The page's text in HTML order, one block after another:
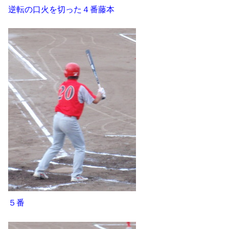
逆転の口火を切った４番藤本
５番